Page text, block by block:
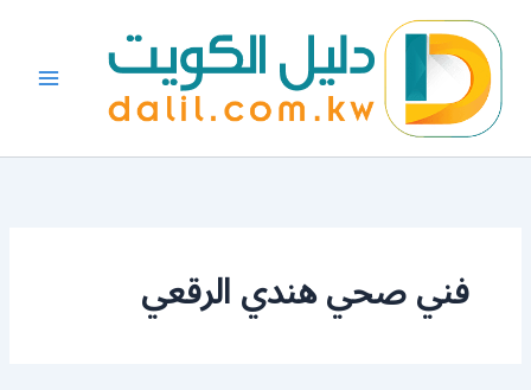
المحتوى
فني صحي هندي الرقعي